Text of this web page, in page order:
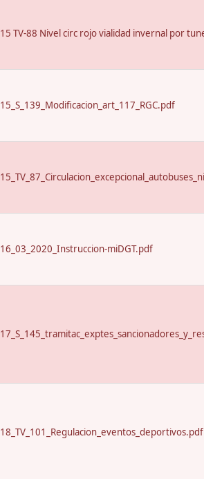
15 TV-88 Nivel circ rojo vialidad invernal por
15_S_139_Modificacion_art_117_RGC.pdf
16_03_2020_Instruccion-miDGT.pdf
18_TV_101_Regulacion_eventos_deportivos.pdf